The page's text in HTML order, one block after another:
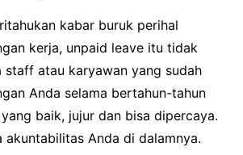
kabar buruk perihal
kerja, unpaid leave itu tidak
staff atau karyawan yang sudah
Anda selama bertahun-tahun
baik, jujur dan bisa dipercaya.
akuntabilitas Anda di dalamnya.